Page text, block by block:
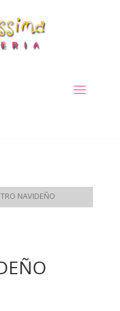
NAVIDEÑO